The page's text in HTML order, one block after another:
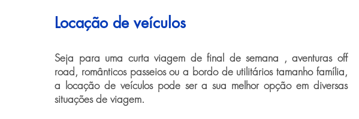
Locação de veículos
Seja para uma curta viagem de final de semana , aventuras off
road, românticos passeios ou a bordo de utilitários tamanho família,
a locação de veículos pode ser a sua melhor opção em diversas
situações de viagem.